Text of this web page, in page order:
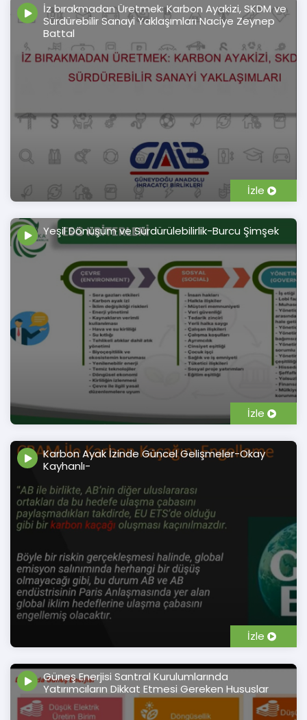
İz bırakmadan Üretmek: Karbon Ayakizi, SKDM ve
Sürdürebilir Sanayi Yaklaşımları Naciye Zeynep
Battal
İzle
Yeşil Dönüşüm ve Sürdürülebilirlik-Burcu Şimşek
İzle
Karbon Ayak İzinde Güncel Gelişmeler-Okay
Kayhanlı-
İzle
Güneş Enerjisi Santral Kurulumlarında
Yatırımcıların Dikkat Etmesi Gereken Hususlar